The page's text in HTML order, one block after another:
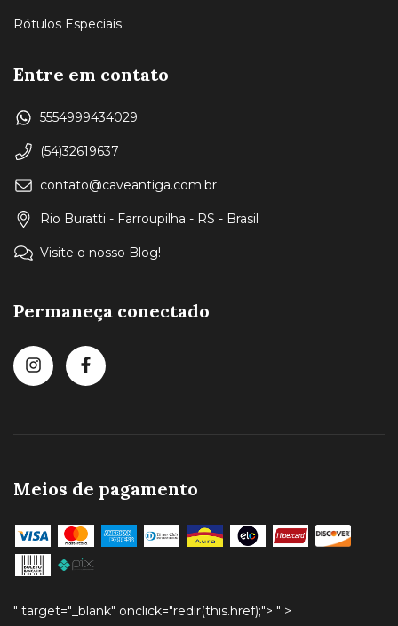
Rótulos Especiais
Entre em contato
5554999434029
(54)32619637
contato@caveantiga.com.br
Rio Buratti - Farroupilha - RS - Brasil
Visite o nosso Blog!
Permaneça conectado
Meios de pagamento
" target="_blank" onclick="redir(this.href);"> " >